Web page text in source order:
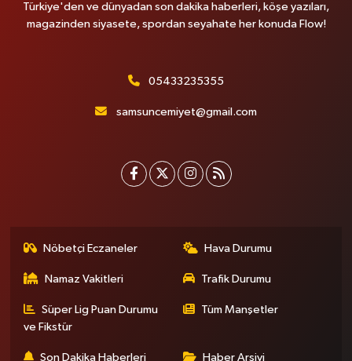
Türkiye'den ve dünyadan son dakika haberleri, köşe yazıları,
magazinden siyasete, spordan seyahate her konuda Flow!
05433235355
samsuncemiyet@gmail.com
Nöbetçi Eczaneler Hava Durumu
Namaz Vakitleri Trafik Durumu
Süper Lig Puan Durumu
ve Fikstür
Tüm Manşetler
Son Dakika Haberleri Haber Arşivi